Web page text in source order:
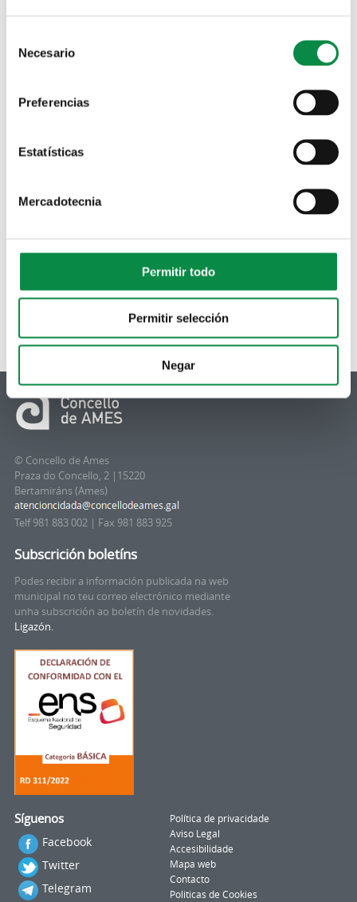
Selection
Necesario
Preferencias
Estatísticas
Mercadotecnia
Permitir todo
Permitir selección
Negar
Ex., 06-08-2026
Non hai resultados dispoñibles
© Concello de Ames
Praza do Concello, 2 |15220
Bertamiráns (Ames)
Telf 981 883 002 | Fax 981 883 925
Subscrición boletíns
Podes recibir a información publicada na web
municipal no teu correo electrónico mediante
unha subscrición ao boletín de novidades.
Ligazón.
Síguenos
Facebook
Twitter
Telegram
Política de privacidade
Aviso Legal
Accesibilidade
Mapa web
Contacto
Politicas de Cookies